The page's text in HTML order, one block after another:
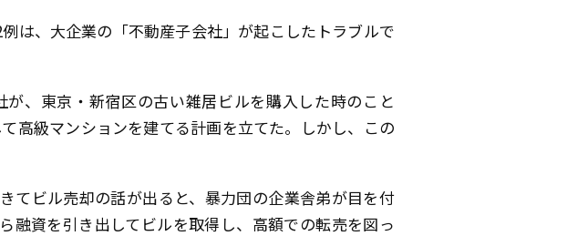
は、大企業の「不動産子会社」が起こしたトラブルで
、東京・新宿区の古い雑居ビルを購入した時のこと
高級マンションを建てる計画を立てた。しかし、この
てビル売却の話が出ると、暴力団の企業舎弟が目を付
融資を引き出してビルを取得し、高額での転売を図っ